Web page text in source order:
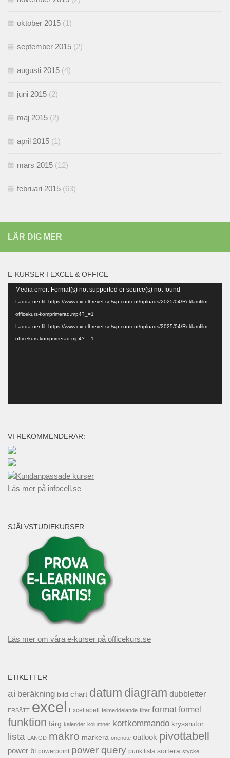
oktober 2015 (1)
september 2015 (2)
augusti 2015 (4)
juni 2015 (2)
maj 2015 (2)
april 2015 (1)
mars 2015 (12)
februari 2015 (63)
LÄR DIG MER
E-KURSER I EXCEL & OFFICE
Videospelare
Media error: Format(s) not supported or source(s) not found
Ladda ner fil: https://www.excelbrevet.se/wp-content/uploads/2025/04/Reklamfilm-
officekurs-komprimerad.mp4?_=1
Ladda ner fil: https://www.excelbrevet.se/wp-content/uploads/2025/04/Reklamfilm-
officekurs-komprimerad.mp4?_=1
VI REKOMMENDERAR:
Kundanpassade kurser
Läs mer på infocell.se
SJÄLVSTUDIEKURSER
Läs mer om våra e-kurser på officekurs.se
ETIKETTER
ai beräkning bild chart datum diagram dubbletter
ERSÄTT excel Exceltabell felmeddelande filter format formel
funktion färg kalender kolumner kortkommando kryssrutor
lista LÄNGD makro markera onenote outlook pivottabell
power bi powerpoint power query punktlista sortera stycke